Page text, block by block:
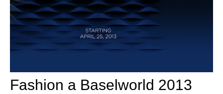
Fashion a Baselworld 2013